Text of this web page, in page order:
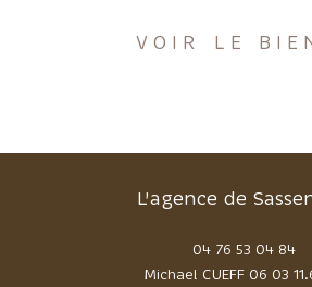
VOIR LE
L'agence de
04 76 53 04 84
Michael CUEFF 06 03